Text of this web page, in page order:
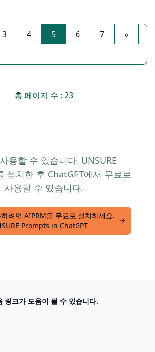
3 4 5 6 7
»
총 페이지 수 : 23
용할 수 있습니다. UNSURE
설치한 후 ChatGPT에서 무료로
사용할 수 있습니다.
려면 AIPRM을 무료로 설치하세요.
Prompts in ChatGPT
링크가 도움이 될 수 있습니다.